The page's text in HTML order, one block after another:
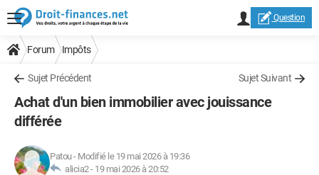
Question
Forum Impôts
Sujet Précédent Sujet Suivant
Achat d'un bien immobilier avec jouissance
différée
Patou- Modifié le 19 mai 2026 à 19:36
alicia2 - 19 mai 2026 à 20:52